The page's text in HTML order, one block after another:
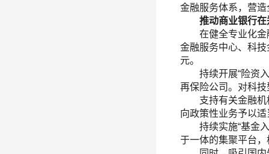
金融服务体系，营
推动商业银行在
在健全专业化金融
金融服务中心、科
元。
持续开展“险资入
再保险公司。对科
支持有关金融机构
向政策性业务予以
持续实施“基金入
于一体的集聚平台